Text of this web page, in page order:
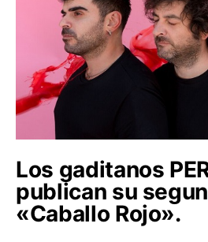
Los gaditanos
publican su
«Caballo Rojo».